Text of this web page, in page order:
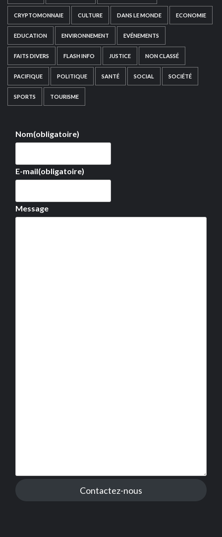
CRYPTOMONNAIE CULTURE DANS LE MONDE ECONOMIE
EDUCATION ENVIRONNEMENT EVÉNEMENTS
FAITS DIVERS FLASH INFO JUSTICE NON CLASSÉ
PACIFIQUE POLITIQUE SANTÉ SOCIAL SOCIÉTÉ
SPORTS TOURISME
Nom(obligatoire)
E-mail(obligatoire)
Message
Contactez-nous